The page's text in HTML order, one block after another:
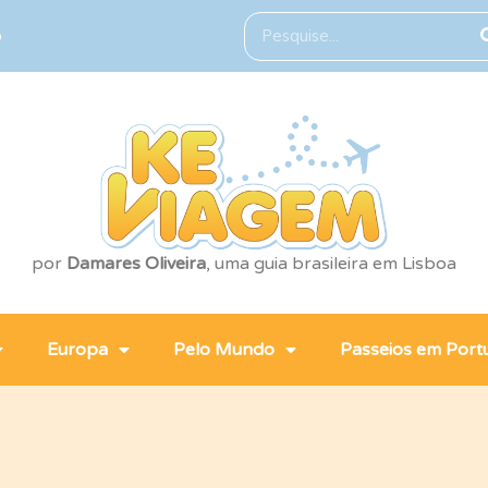
por Damares Oliveira, uma guia brasileira em Lisboa
Europa Pelo Mundo Passeios em